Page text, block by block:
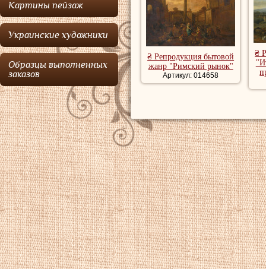
Картины пейзаж
Украинские художники
Образцы выполненных
заказов
последователем
пейзажа.
Маса; также
В 1665 году
годах. совершил
почти всегда
Купить
репродукции
художника,
пейзаж,
Картины
репродукции
₴ Репродукция бытовой
жанр "Римский рынок"
Артикул: 014658
₴